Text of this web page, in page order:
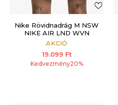
Nike Rövidnadrág M NSW
NIKE AIR LND WVN
SHORT
AKCIÓ
19.099 Ft
Kedvezmény20%